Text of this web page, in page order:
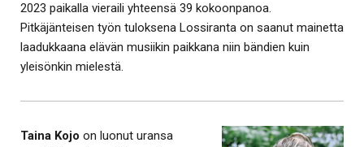
2023 paikalla vieraili yhteensä 39 kokoonpanoa.
Pitkäjänteisen työn tuloksena Lossiranta on saanut mainetta
laadukkaana elävän musiikin paikkana niin bändien kuin
yleisönkin mielestä.
Taina Kojo on luonut uransa